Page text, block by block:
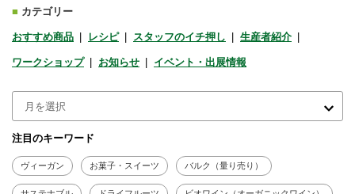
■ カテゴリー
おすすめ商品 レシピ スタッフのイチ押し 生産者紹介
ワークショップ お知らせ イベント・出展情報
注目のキーワード
ヴィーガン お菓子・スイーツ バルク（量り売り）